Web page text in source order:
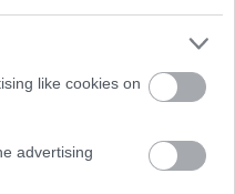
like cookies on
advertising